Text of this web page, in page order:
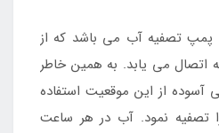
پمپ تصفیه آب می باشد که از
اتصال می یابد. به همین خاطر
از این موقعیت استفاده
تصفیه نمود. آب در هر ساعت